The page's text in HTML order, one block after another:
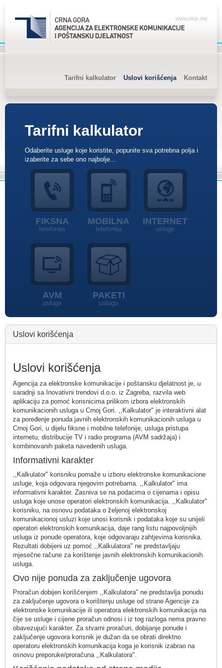
www.ekip.me
Tarifni kalkulator Uslovi korišćenja Kontakt
Tarifni kalkulator
Odaberite usluge koje koristite, popunite sva potrebna polja i
izaberite za sebe ono najbolje...
FIKSNA
telefonija
MOBILNA
telefonija
INTERNET
usluge
AVM
usluge
PAKETI
usluga
Uslovi korišćenja
Uslovi korišćenja
Agencija za elektronske komunikacije i poštansku djelatnost je, u
saradnji sa Inovativni trendovi d.o.o. iz Zagreba, razvila web
aplikaciju za pomoć korisnicima prilikom izbora elektronskih
komunikacionih usluga u Crnoj Gori. ,,Kalkulator" je interaktivni alat
za poređenje ponuda javnih elektronskih komunikacionih usluga u
Crnoj Gori, u dijelu fiksne i mobilne telefonije, usluga pristupa
internetu, distribucije TV i radio programa (AVM sadržaja) i
kombinovanih paketa navedenih usluga.
Informativni karakter
,,Kalkulator" korisniku pomaže u izboru elektronske komunikacione
usluge, koja odgovara njegovim potrebama. ,,Kalkulator" ima
informativni karakter. Zasniva se na podacima o cijenama i opisu
usluga koje unose operatori elektronskih komunikacija. ,,Kalkulator"
korisniku, na osnovu podataka o željenoj elektronskoj
komunikacionoj usluzi koje unosi korisnik i podataka koje su unijeli
operatori elektronskih komunikacija, daje rang listu najpovoljnijih
usluga iz ponude operatora, koje odgovaraju zahtjevima korisnika.
Rezultati dobijeni uz pomoć ,,Kalkulatora" ne predstavljaju
mjesečne račune za korištenje javnih elektronskih komunikacionih
usluga.
Ovo nije ponuda za zaključenje ugovora
Proračun dobijen korišćenjem ,,Kalkulatora" ne predstavlja ponudu
za zaključenje ugovora o korištenju usluge od strane Agencije za
elektronske komunikacije ili operatora elektronskih komunikacija na
čije se usluge i cijene proračun odnosi i iz tog razloga nema pravno
obavezujući karakter. Za stvarni proračun, dobijanje ponude i
zaključenje ugovora korisnik je dužan da se obrati direktno
operatoru elektronskih komunikacija koga je korisnik izabrao na
osnovu preporuke/proračuna ,,Kalkulatora".